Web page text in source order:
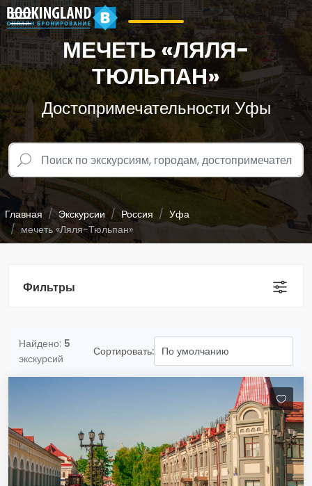
МЕЧЕТЬ «ЛЯЛЯ-
ТЮЛЬПАН»
Достопримечательности Уфы
Главная Экскурсии Россия
Уфа
мечеть «Ляля-Тюльпан»
Фильтры
Найдено: 5
экскурсий
Сортировать: